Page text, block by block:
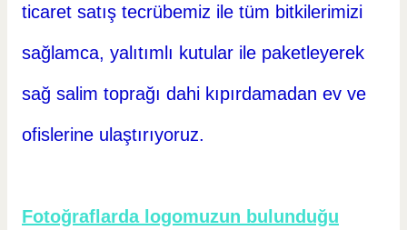
ticaret satış tecrübemiz ile tüm bitkilerimizi
sağlamca, yalıtımlı kutular ile paketleyerek
sağ salim toprağı dahi kıpırdamadan ev ve
ofislerine ulaştırıyoruz.
Fotoğraflarda logomuzun bulunduğu